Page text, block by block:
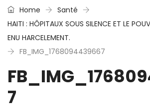
Home
Santé
HAITI : HÔPITAUX SOUS SILENCE ET LE
ENU HARCELEMENT.
FB_IMG_1768094439667
7